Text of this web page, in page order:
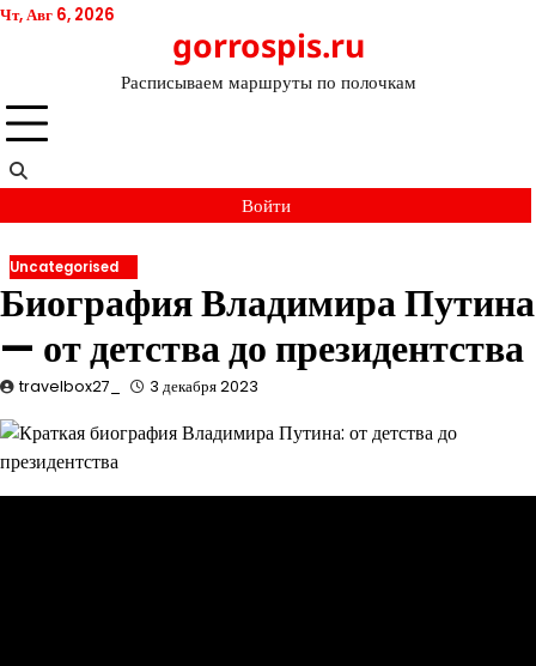
Перейти
Чт, Авг 6, 2026
gorrospis.ru
Расписываем маршруты по полочкам
Войти
Uncategorised
Биография Владимира Путина
— от детства до президентства
travelbox27_ 3 декабря 2023